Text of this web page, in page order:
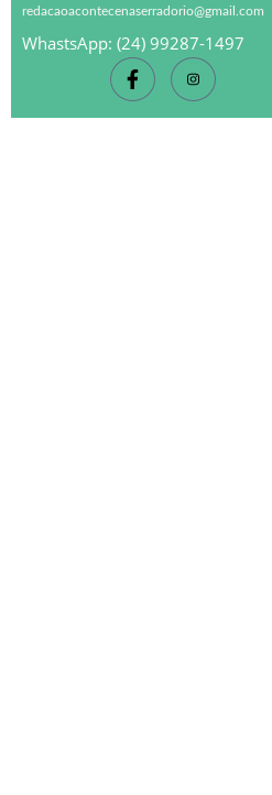
redacaoacontecenaserradorio@gmail.com
WhastsApp: (24) 99287-1497